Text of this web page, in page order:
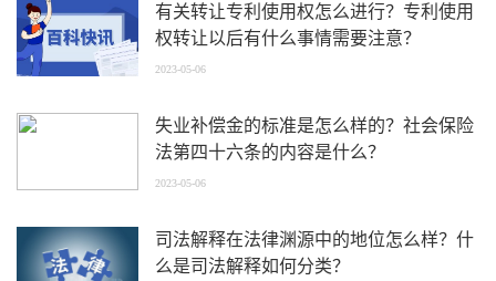
有关转让专利使用权怎么进行？专利使用
权转让以后有什么事情需要注意？
2023-05-06
失业补偿金的标准是怎么样的？社会保险
法第四十六条的内容是什么？
2023-05-06
司法解释在法律渊源中的地位怎么样？什
么是司法解释如何分类？